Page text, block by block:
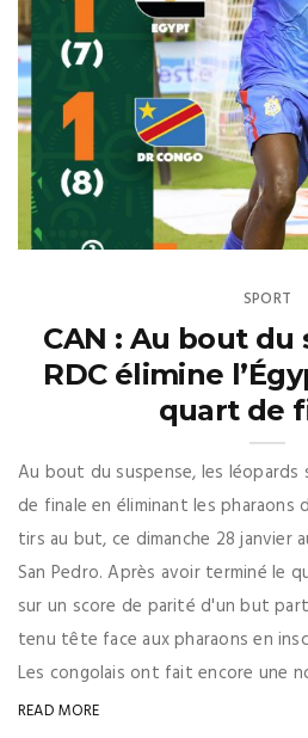
SPORT
CAN : Au bout du
RDC élimine
quart de
Au bout du suspense, les
de finale en éliminant les pharaons
tirs au but, ce dimanche 28 janvier
San Pedro. Après avoir terminé le
sur un score de parité d'un but
tenu tête face aux pharaons en
Les congolais ont fait encore une
READ MORE